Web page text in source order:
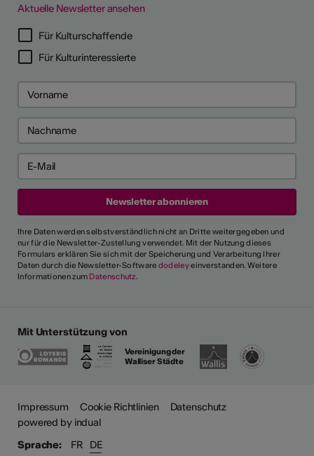
Aktuelle Newsletter ansehen
Für Kulturschaffende
Für Kulturinteressierte
Ihre Daten werden selbstverständlich nicht an Dritte weitergegeben und
nur für die Newsletter-Zustellung verwendet. Mit der Nutzung dieses
Formulars erklären Sie sich mit der Speicherung und Verarbeitung Ihrer
Daten durch die Newsletter-Software dodeleyeinverstanden. Weitere
Informationen zum Datenschutz.
Mit Unterstützung von
Vereinigung der
Walliser Städte
Impressum Cookie Richtlinien
Datenschutz
powered by indual
Sprache:
FR DE